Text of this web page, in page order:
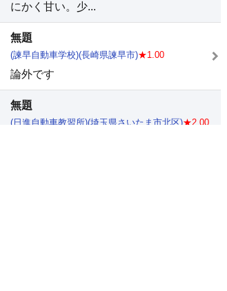
にかく甘い。少...
無題
(諫早自動車学校)(長崎県諫早市)★1.00
論外です
無題
(日進自動車教習所)(埼玉県さいたま市北区)★2.00